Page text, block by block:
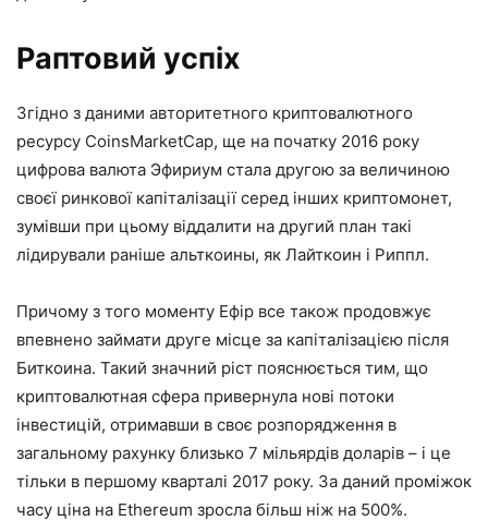
Раптовий успіх
Згідно з даними авторитетного криптовалютного
ресурсу CoinsMarketCap, ще на початку 2016 року
цифрова валюта Эфириум стала другою за величиною
своєї ринкової капіталізації серед інших криптомонет,
зумівши при цьому віддалити на другий план такі
лідирували раніше альткоины, як Лайткоин і Риппл.
Причому з того моменту Ефір все також продовжує
впевнено займати друге місце за капіталізацією після
Биткоина. Такий значний ріст пояснюється тим, що
криптовалютная сфера привернула нові потоки
інвестицій, отримавши в своє розпорядження в
загальному рахунку близько 7 мільярдів доларів – і це
тільки в першому кварталі 2017 року. За даний проміжок
часу ціна на Ethereum зросла більш ніж на 500%.